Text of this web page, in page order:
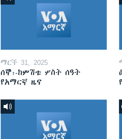
ማርች 31, 2025
ሰኞ፡-ከምሽቱ ሦስት ሰዓት
የአማርኛ ዜና